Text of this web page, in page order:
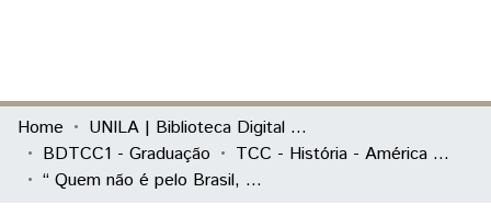
Communities & Collections
All of DSpace
Home
UNILA | Biblioteca Digital de Trabalhos de Conclusão de Curso
BDTCC1 - Graduação
TCC - História - América Latina
“ Quem não é pelo Brasil, é contra o Brasil!": a Semana Ilustrada de Henrique Fleiuss e a Guerra da Tríplice Aliança. Rio de Janeiro 1865-1870.